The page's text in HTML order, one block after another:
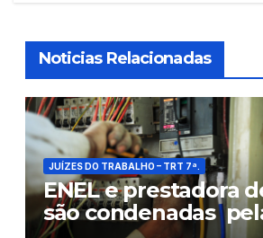
Noticias Relacionadas
JUÍZES DO TRABALHO – TRT 7ª.
ENEL e prestadora
são condenadas